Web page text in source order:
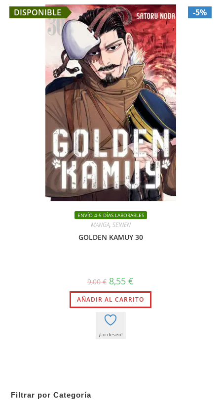
DISPONIBLE -5%
ENVÍO 4-5 DÍAS LABORABLES
MANGA, SEINEN
GOLDEN KAMUY 30
9,00€ El
precio
original
era:
9,00 €.
8,55 €
actual
es:
8,55 €.
AÑADIR AL CARRITO
¡Lo deseo!
Filtrar por Categoría